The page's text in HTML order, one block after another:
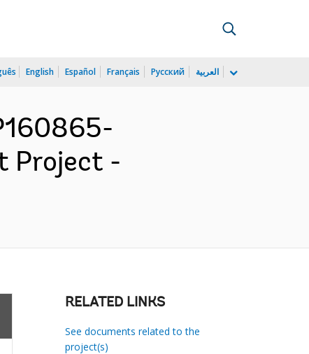
English Español Français Русский العربية
Project -
RELATED LINKS
See documents related to the
project(s)